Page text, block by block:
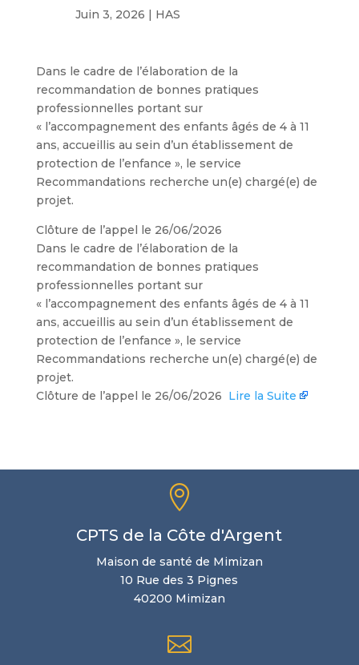
Juin 3, 2026 | HAS
Dans le cadre de l’élaboration de la
recommandation de bonnes pratiques
professionnelles portant sur
« l’accompagnement des enfants âgés de 4 à 11
ans, accueillis au sein d’un établissement de
protection de l’enfance », le service
Recommandations recherche un(e) chargé(e) de
projet.
Clôture de l’appel le 26/06/2026
​Dans le cadre de l’élaboration de la
recommandation de bonnes pratiques
professionnelles portant sur
« l’accompagnement des enfants âgés de 4 à 11
ans, accueillis au sein d’un établissement de
protection de l’enfance », le service
Recommandations recherche un(e) chargé(e) de
projet.
Clôture de l’appel le 26/06/2026 Lire la Suite

CPTS de la Côte d'Argent
Maison de santé de Mimizan
10 Rue des 3 Pignes
40200 Mimizan
